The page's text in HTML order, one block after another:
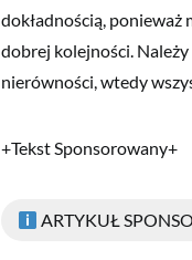
dokładnością, ponieważ
dobrej kolejności.
nierówności, wtedy
+Tekst Sponsorowany+
ARTYKUŁ